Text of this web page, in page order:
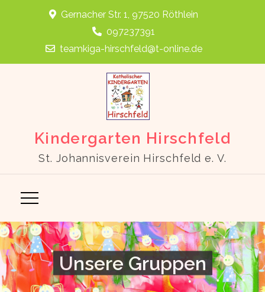
Gernacher Str. 1, 97520 Röthlein
097237391
teamkiga-hirschfeld@t-online.de
Kindergarten Hirschfeld
St. Johannisverein Hirschfeld e. V.
Unsere Gruppen